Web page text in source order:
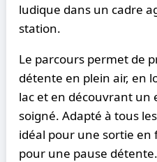
ludique dans un cadre
station.
Le parcours permet de
détente en plein air, en
lac et en découvrant
soigné. Adapté à tous
idéal pour une sortie en
pour une pause détente.